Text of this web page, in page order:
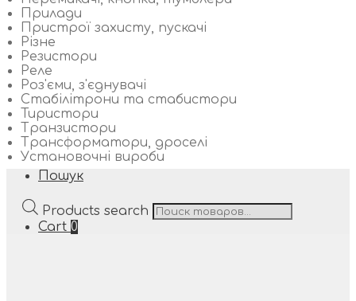
Прилади
Пристрої захисту, пускачі
Різне
Резистори
Реле
Роз'єми, з'єднувачі
Стабілітрони та стабистори
Тиристори
Транзистори
Трансформатори, дроселі
Установочні вироби
Пошук
Products search
Cart 0